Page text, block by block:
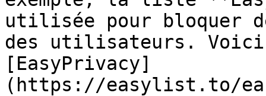
utilisée pour bloquer
des utilisateurs.
[EasyPrivacy]
(https://easylist.to/